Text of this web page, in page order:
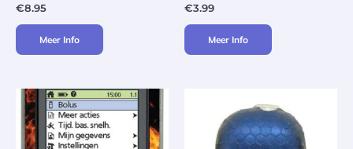
€8.95
Meer Info
€3.99
Meer Info